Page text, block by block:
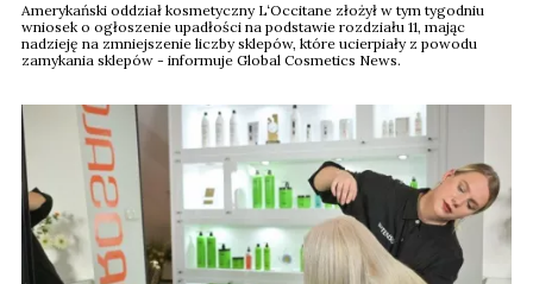
Amerykański oddział kosmetyczny L‘Occitane złożył w tym tygodniu
wniosek o ogłoszenie upadłości na podstawie rozdziału 11, mając
nadzieję na zmniejszenie liczby sklepów, które ucierpiały z powodu
zamykania sklepów - informuje Global Cosmetics News.